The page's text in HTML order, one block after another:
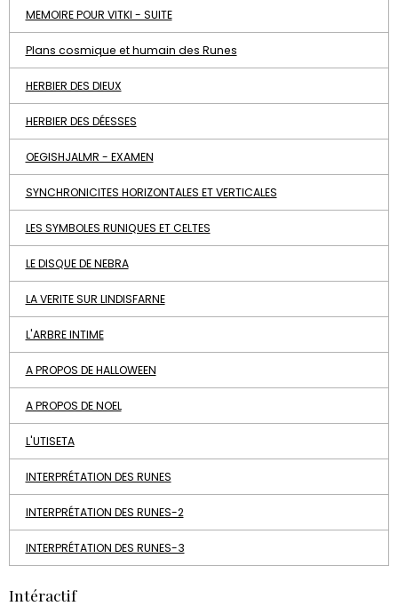
MEMOIRE POUR VITKI - SUITE
Plans cosmique et humain des Runes
HERBIER DES DIEUX
HERBIER DES DÉESSES
OEGISHJALMR - EXAMEN
SYNCHRONICITES HORIZONTALES ET VERTICALES
LES SYMBOLES RUNIQUES ET CELTES
LE DISQUE DE NEBRA
LA VERITE SUR LINDISFARNE
L'ARBRE INTIME
A PROPOS DE HALLOWEEN
A PROPOS DE NOEL
L'UTISETA
INTERPRÉTATION DES RUNES
INTERPRÉTATION DES RUNES-2
INTERPRÉTATION DES RUNES-3
Intéractif